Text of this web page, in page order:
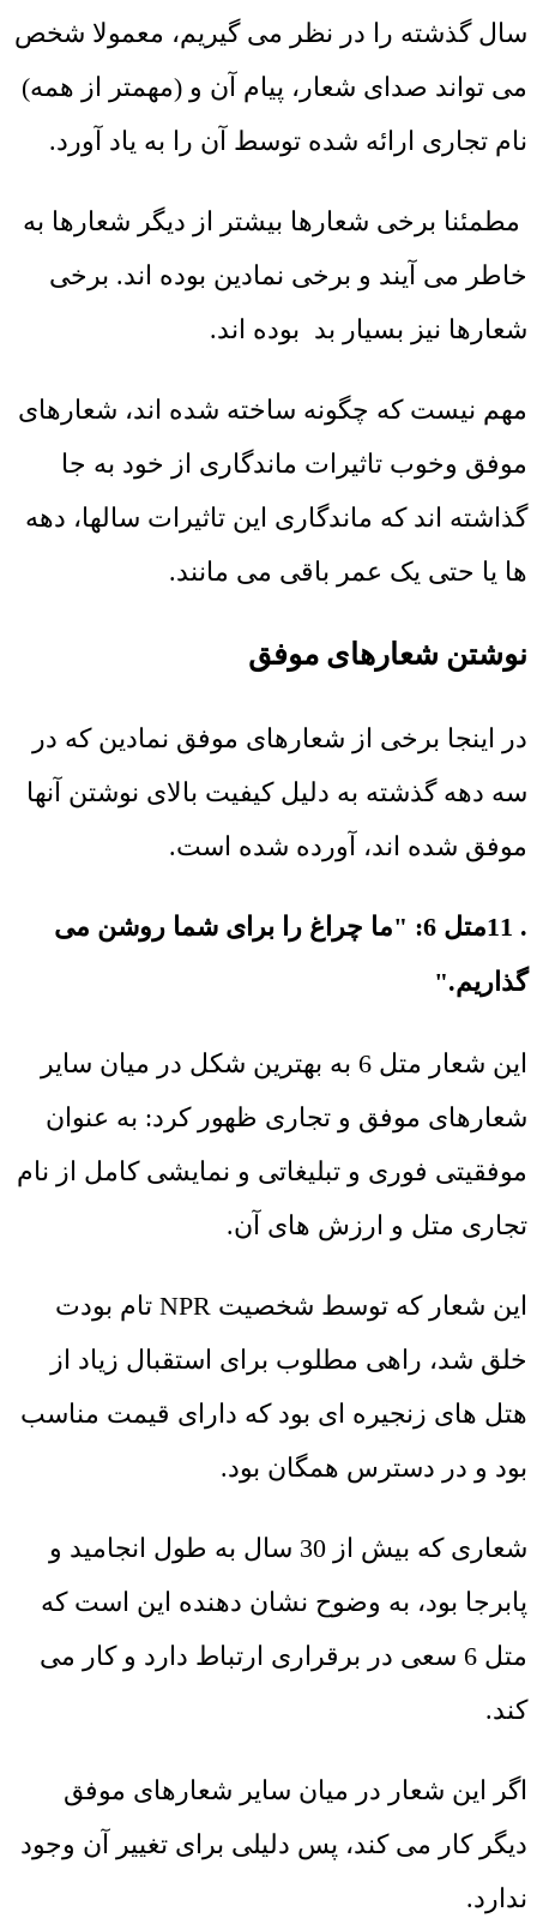
سال گذشته را در نظر می گیریم، معمولا شخص
می تواند صدای شعار، پیام آن و (مهمتر از همه)
نام تجاری ارائه شده توسط آن را به یاد آورد.
مطمئنا برخی شعارها بیشتر از دیگر شعارها به
خاطر می آیند و برخی نمادین بوده اند. برخی
شعارها نیز بسیار بد بوده اند.
مهم نیست که چگونه ساخته شده اند، شعارهای
موفق وخوب تاثیرات ماندگاری از خود به جا
گذاشته اند که ماندگاری این تاثیرات سالها، دهه
ها یا حتی یک عمر باقی می مانند.
نوشتن شعارهای موفق
در اینجا برخی از شعارهای موفق نمادین که در
سه دهه گذشته به دلیل کیفیت بالای نوشتن آنها
موفق شده اند، آورده شده است.
. 11متل 6: "ما چراغ را برای شما روشن می
گذاریم."
این شعار متل 6 به بهترین شکل در میان سایر
شعارهای موفق و تجاری ظهور کرد: به عنوان
موفقیتی فوری و تبلیغاتی و نمایشی کامل از نام
تجاری متل و ارزش های آن.
این شعار که توسط شخصیت NPR تام بودت
خلق شد، راهی مطلوب برای استقبال زیاد از
هتل های زنجیره ای بود که دارای قیمت مناسب
بود و در دسترس همگان بود.
شعاری که بیش از 30 سال به طول انجامید و
پابرجا بود، به وضوح نشان دهنده این است که
متل 6 سعی در برقراری ارتباط دارد و کار می
کند.
اگر این شعار در میان سایر شعارهای موفق
دیگر کار می کند، پس دلیلی برای تغییر آن وجود
ندارد.